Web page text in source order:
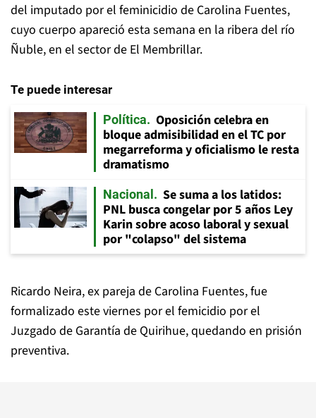
del imputado por el feminicidio de Carolina Fuentes,
cuyo cuerpo apareció esta semana en la ribera del río
Ñuble, en el sector de El Membrillar.
Te puede interesar
Política
Oposición celebra en
bloque admisibilidad en el TC por
megarreforma y oficialismo le resta
dramatismo
Nacional
Se suma a los latidos:
PNL busca congelar por 5 años Ley
Karin sobre acoso laboral y sexual
por "colapso" del sistema
Ricardo Neira, ex pareja de Carolina Fuentes, fue
formalizado este viernes por el femicidio por el
Juzgado de Garantía de Quirihue, quedando en prisión
preventiva.